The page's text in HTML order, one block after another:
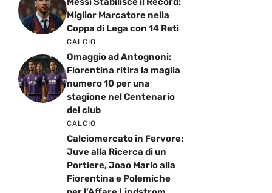
Miglior Marcatore nella
Coppa di Lega con 14 Reti
CALCIO
Omaggio ad Antognoni:
Fiorentina ritira la maglia
numero 10 per una
stagione nel Centenario
del club
CALCIO
Calciomercato in Fervore:
Juve alla Ricerca di un
Portiere, Joao Mario alla
Fiorentina e Polemiche